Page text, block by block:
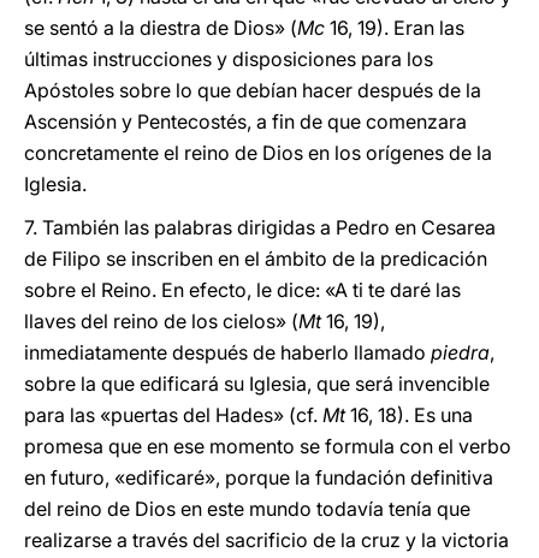
se sentó a la diestra de Dios» (Mc 16, 19). Eran las
últimas instrucciones y disposiciones para los
Apóstoles sobre lo que debían hacer después de la
Ascensión y Pentecostés, a fin de que comenzara
concretamente el reino de Dios en los orígenes de la
Iglesia.
7. También las palabras dirigidas a Pedro en Cesarea
de Filipo se inscriben en el ámbito de la predicación
sobre el Reino. En efecto, le dice: «A ti te daré las
llaves del reino de los cielos» (Mt16, 19),
inmediatamente después de haberlo llamado piedra,
sobre la que edificará su Iglesia, que será invencible
para las «puertas del Hades» (cf. Mt16, 18). Es una
promesa que en ese momento se formula con el verbo
en futuro, «edificaré», porque la fundación definitiva
del reino de Dios en este mundo todavía tenía que
realizarse a través del sacrificio de la cruz y la victoria